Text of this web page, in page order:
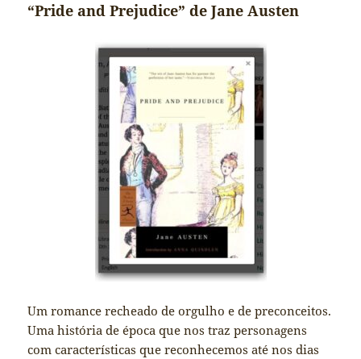
“Pride and Prejudice” de Jane Austen
Um romance recheado de orgulho e de preconceitos.
Uma história de época que nos traz personagens
com características que reconhecemos até nos dias